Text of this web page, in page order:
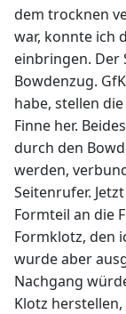
dem trocknen
war, konnte ich
einbringen. Der
Bowdenzug.
habe, stellen
Finne her.
durch den
werden,
Seitenrufer.
Formteil an die
Formklotz, den
wurde aber
Nachgang
Klotz